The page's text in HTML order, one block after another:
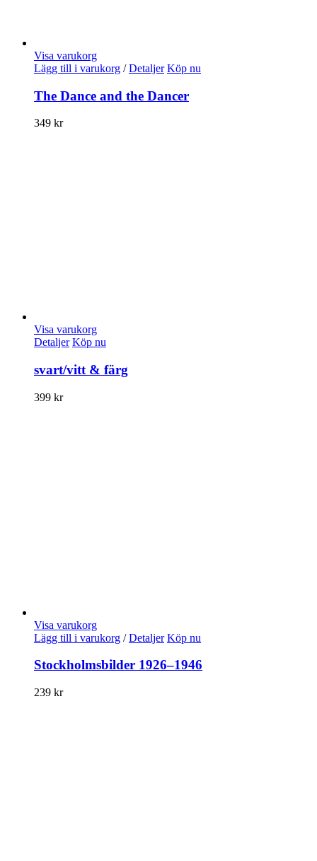
Visa varukorg
Lägg till i varukorg / Detaljer Köp nu
The Dance and the Dancer
349 kr
Visa varukorg
Detaljer Köp nu
svart/vitt & färg
399 kr
Visa varukorg
Lägg till i varukorg / Detaljer Köp nu
Stockholmsbilder 1926–1946
239 kr